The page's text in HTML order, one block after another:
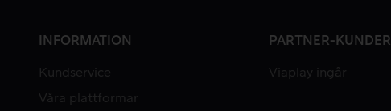
INFORMATION
Kundservice
Våra plattformar
PARTNER-KUNDER
Viaplay ingår